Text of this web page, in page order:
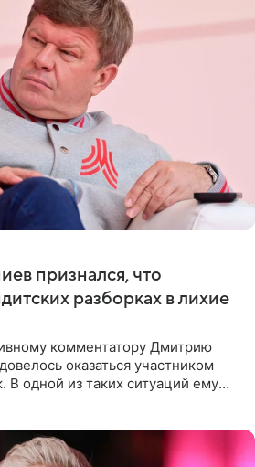
признался, что
разборках в лихие
комментатору Дмитрию
оказаться участником
В одной из таких ситуаций ему